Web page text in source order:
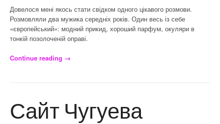
Довелося мені якось стати свідком одного цікавого розмови.
Розмовляли два мужика середніх років. Один весь із себе
«європейський»: модний прикид, хороший парфум, окуляри в
тонкій позолоченій оправі.
Continue reading «История Чугуева — захватывает дух»
→
Сайт Чугуева